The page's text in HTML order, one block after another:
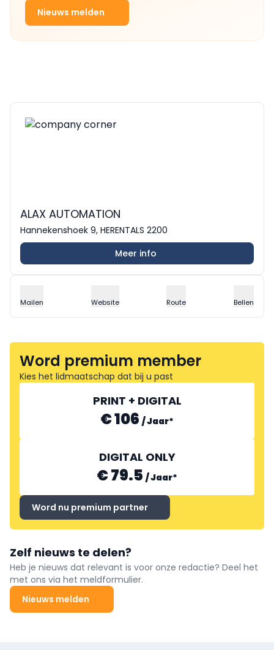
Nieuws melden
ALAX AUTOMATION
Hannekenshoek 9, HERENTALS 2200
Meer info
Mailen Website Route Bellen
Word premium member
Kies het lidmaatschap dat bij u past
PRINT + DIGITAL
€ 106 /Jaar*
DIGITAL ONLY
€ 79.5 /Jaar*
Word nu premium partner
Zelf nieuws te delen?
Heb je nieuws dat relevant is voor onze redactie? Deel het
met ons via het meldformulier.
Nieuws melden